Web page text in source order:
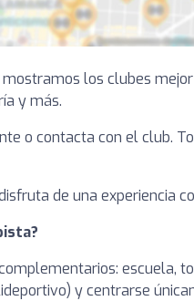
los clubes
y más.
o contacta con el club.
de una experiencia
escuela,
y centrarse